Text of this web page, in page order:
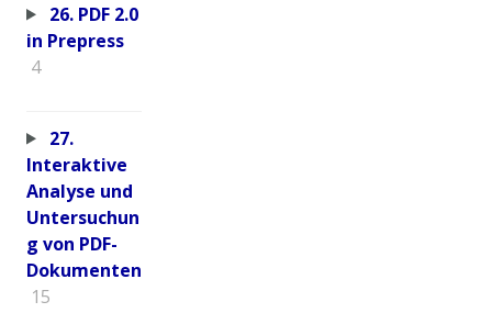
26. PDF 2.0
in Prepress
4
27.
Interaktive
Analyse und
Untersuchun
g von PDF-
Dokumenten
15